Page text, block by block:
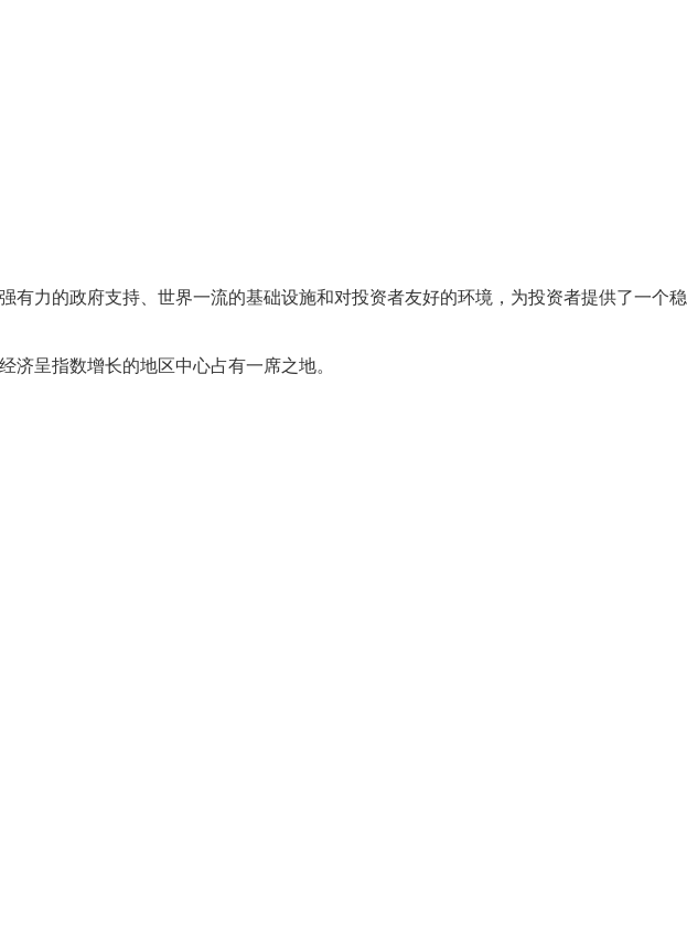
力的政府支持、世界一流的基础设施和对投资者友好的环境，为投资者提供了一个稳
呈指数增长的地区中心占有一席之地。